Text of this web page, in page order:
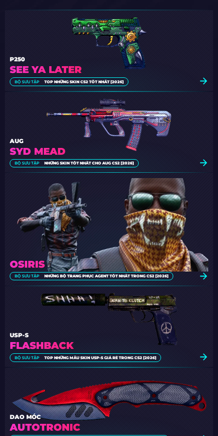
SEE YA LATER
P250
BỘ SƯU TẬP TOP NHỮNG SKIN CS2 TỐT NHẤT [2026]
SYD MEAD
AUG
BỘ SƯU TẬP NHỮNG SKIN TỐT NHẤT CHO AUG CS2 [2026]
OSIRIS
BỘ SƯU TẬP NHỮNG BỘ TRANG PHỤC AGENT TỐT NHẤT TRONG CS2 [2026]
FLASHBACK
USP-S
BỘ SƯU TẬP TOP NHỮNG MẪU SKIN USP-S GIÁ RẺ TRONG CS2 [2026]
AUTOTRONIC
DAO MÓC